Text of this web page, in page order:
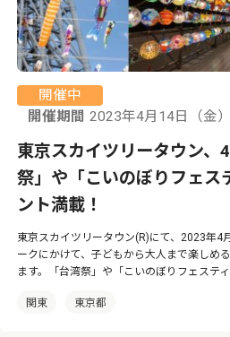
開催中
開催期間 2023年4月14日（金
東京スカイツリータウン、
祭」や「こいのぼりフェス
ント満載！
東京スカイツリータウン(R)にて、2023年4
ークにかけて、子どもから大人まで楽しめ
ます。「台湾祭」や「こいのぼりフェステ
関東 東京都